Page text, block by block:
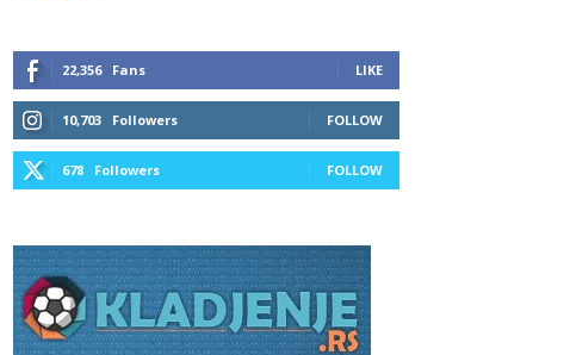
22,356 Fans LIKE
10,703 Followers FOLLOW
678 Followers FOLLOW